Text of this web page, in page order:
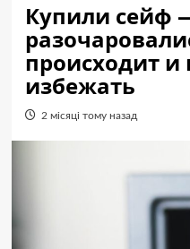
Купили сейф
происходит и
избежать
2 місяці тому назад